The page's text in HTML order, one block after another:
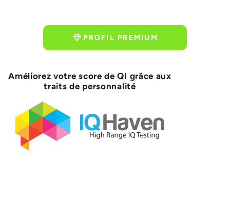
PROFIL PREMIUM
Améliorez votre score de QI grâce aux
traits de personnalité